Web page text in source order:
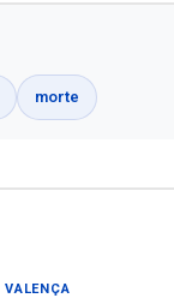
morte
VALENÇA